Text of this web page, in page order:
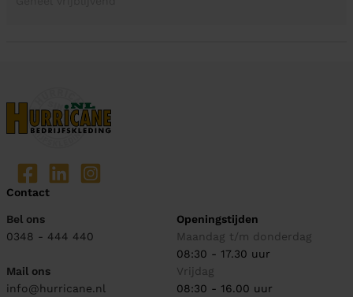
Contact
Bel ons
0348 - 444 440
Mail ons
info@hurricane.nl
Openingstijden
Maandag t/m donderdag
08:30 - 17.30 uur
Vrijdag
08:30 - 16.00 uur